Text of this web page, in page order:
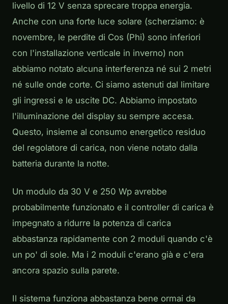
livello di 12 V senza sprecare troppa energia.
Anche con una forte luce solare (scherziamo: è
novembre, le perdite di Cos (Phi) sono inferiori
con l'installazione verticale in inverno) non
abbiamo notato alcuna interferenza né sui 2 metri
né sulle onde corte. Ci siamo astenuti dal limitare
gli ingressi e le uscite DC. Abbiamo impostato
l'illuminazione del display su sempre accesa.
Questo, insieme al consumo energetico residuo
del regolatore di carica, non viene notato dalla
batteria durante la notte.
Un modulo da 30 V e 250 Wp avrebbe
probabilmente funzionato e il controller di carica è
impegnato a ridurre la potenza di carica
abbastanza rapidamente con 2 moduli quando c'è
un po' di sole. Ma i 2 moduli c'erano già e c'era
ancora spazio sulla parete.
Il sistema funziona abbastanza bene ormai da